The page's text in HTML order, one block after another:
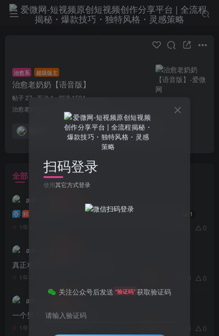
治愈系 超级版主
治愈老奶奶【语音版】
帖子 27 互动 1
阅读 1594
治愈老奶奶【语音视频版】支持定制
申请版主 发布
全部 最新发布 最新回复
admin
精 治愈老奶奶【语音版】（演示案例）一键成片 1
1年前发布 0
admin
真正相爱才会有的7个生理反应
1年前发布 0 0
admin
一个男人如果拥有两个女人
1年前发布 0 0
扫码登录
使用其它方式登录
关注公众号后发送 “验证码” 获取验证码
请输入验证码